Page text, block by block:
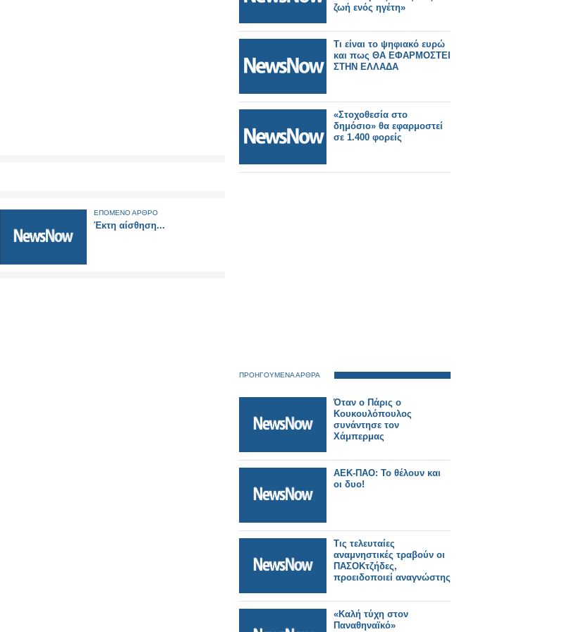
ΕΠΟΜΕΝΟ ΑΡΘΡΟ
Έκτη αίσθηση...
ζωή ενός ηγέτη»
Τι είναι το ψηφιακό ευρώ
και πως ΘΑ ΕΦΑΡΜΟΣΤΕΙ
ΣΤΗΝ ΕΛΛΑΔΑ
«Στοχοθεσία στο
δημόσιο» θα εφαρμοστεί
σε 1.400 φορείς
ΠΡΟΗΓΟΥΜΕΝΑ ΑΡΘΡΑ
Όταν ο Πάρις ο
Κουκουλόπουλος
συνάντησε τον
Χάμπερμας
ΑΕΚ-ΠΑΟ: Το θέλουν και
οι δυο!
Τις τελευταίες
αναμνηστικές τραβούν οι
ΠΑΣΟΚτζήδες,
προειδοποιεί αναγνώστης
«Καλή τύχη στον
Παναθηναϊκό»